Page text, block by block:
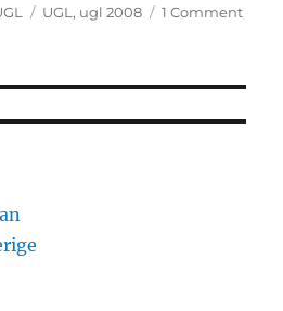
Tags
UGL , ugl 2008 1 Commenton
har